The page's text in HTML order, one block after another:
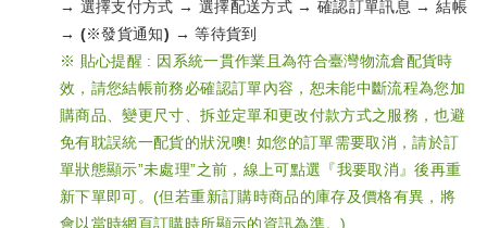
→ 選擇支付方式 → 選擇配送方式 → 確認訂單訊息 → 結帳
→ (※發貨通知) → 等待貨到
※ 貼心提醒 : 因系統一貫作業且為符合臺灣物流倉配貨時
效，請您結帳前務必確認訂單內容，恕未能中斷流程為您加
購商品、變更尺寸、拆並定單和更改付款方式之服務，也避
免有耽誤統一配貨的狀況噢! 如您的訂單需要取消，請於訂
單狀態顯示”未處理”之前，線上可點選『我要取消』後再重
新下單即可。(但若重新訂購時商品的庫存及價格有異，將
會以當時網頁訂購時所顯示的資訊為準。)